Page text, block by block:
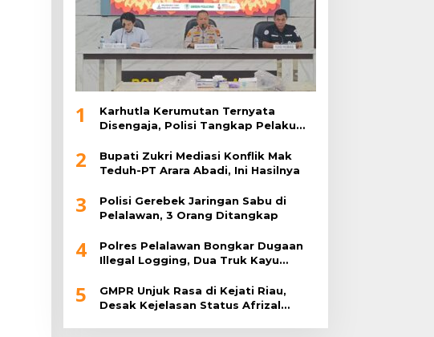
1
Karhutla Kerumutan Ternyata
Disengaja, Polisi Tangkap Pelaku
2
Bupati Zukri Mediasi Konflik Mak
Teduh-PT Arara Abadi, Ini Hasilnya
3
Polisi Gerebek Jaringan Sabu di
Pelalawan, 3 Orang Ditangkap
4
Polres Pelalawan Bongkar Dugaan
Illegal Logging, Dua Truk Kayu
5
GMPR Unjuk Rasa di Kejati Riau,
Desak Kejelasan Status Afrizal